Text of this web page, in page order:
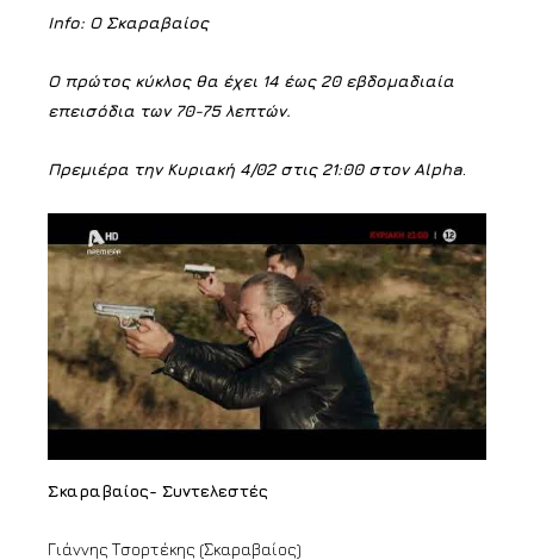
Info: Ο Σκαραβαίος
Ο πρώτος κύκλος θα έχει 14 έως 20 εβδομαδιαία
επεισόδια των 70-75 λεπτών.
Πρεμιέρα την Κυριακή 4/02 στις 21:00 στον Alpha
Σκαραβαίος- Συντελεστές
Γιάννης Τσορτέκης (Σκαραβαίος)